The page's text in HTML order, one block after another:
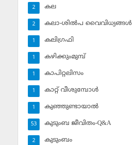
കല
2
കലാ-ശില്‍പ വൈവിധ്യങ്ങള്‍
2
കലിഗ്രഫി
1
കഴിക്കുംമുമ്പ്
1
കാപിറ്റലിസം
1
കാറ്റ് വീശുമ്പോള്‍
1
കുഞ്ഞുണ്ടായാല്‍
1
കുടുംബ ജീവിതം-Q&A
53
കുടുംബം
2